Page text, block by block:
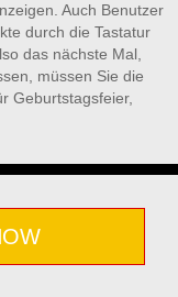
Auch Benutzer
durch die Tastatur
das nächste Mal,
müssen Sie die
Geburtstagsfeier,